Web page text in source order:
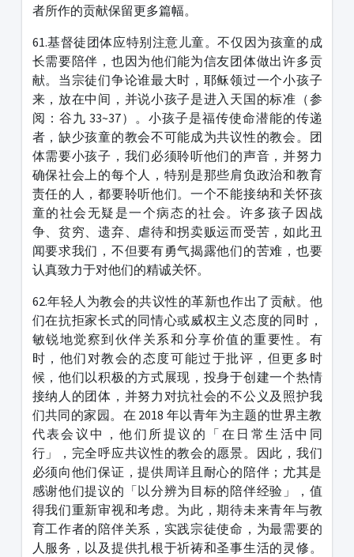
者所作的贡献保留更多篇幅。
61.基督徒团体应特别注意儿童。不仅因为孩童的成
长需要陪伴，也因为他们能为信友团体做出许多贡
献。当宗徒们争论谁最大时，耶稣领过一个小孩子
来，放在中间，并说小孩子是进入天国的标准（参
阅：谷九 33~37）。小孩子是福传使命潜能的传递
者，缺少孩童的教会不可能成为共议性的教会。团
体需要小孩子，我们必须聆听他们的声音，并努力
确保社会上的每个人，特别是那些肩负政治和教育
责任的人，都要聆听他们。一个不能接纳和关怀孩
童的社会无疑是一个病态的社会。许多孩子因战
争、贫穷、遗弃、虐待和拐卖贩运而受苦，如此丑
闻要求我们，不但要有勇气揭露他们的苦难，也要
认真致力于对他们的精诚关怀。
62.年轻人为教会的共议性的革新也作出了贡献。他
们在抗拒家长式的同情心或威权主义态度的同时，
敏锐地觉察到伙伴关系和分享价值的重要性。有
时，他们对教会的态度可能过于批评，但更多时
候，他们以积极的方式展现，投身于创建一个热情
接纳人的团体，并努力对抗社会的不公义及照护我
们共同的家园。在 2018 年以青年为主题的世界主教
代表会议中，他们所提议的「在日常生活中同
行」，完全呼应共议性的教会的愿景。因此，我们
必须向他们保证，提供周详且耐心的陪伴；尤其是
感谢他们提议的「以分辨为目标的陪伴经验」，值
得我们重新审视和考虑。为此，期待未来青年与教
育工作者的陪伴关系，实践宗徒使命，为最需要的
人服务，以及提供扎根于祈祷和圣事生活的灵修。